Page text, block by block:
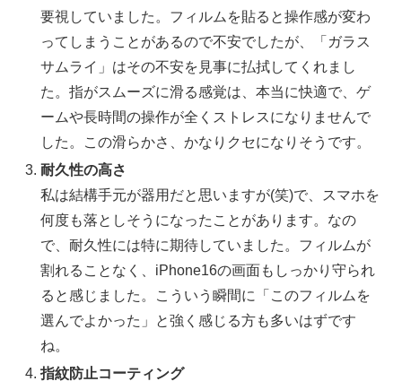
要視していました。フィルムを貼ると操作感が変わ
ってしまうことがあるので不安でしたが、「ガラス
サムライ」はその不安を見事に払拭してくれまし
た。指がスムーズに滑る感覚は、本当に快適で、ゲ
ームや長時間の操作が全くストレスになりませんで
した。この滑らかさ、かなりクセになりそうです。
耐久性の高さ
私は結構手元が器用だと思いますが(笑)で、スマホを
何度も落としそうになったことがあります。なの
で、耐久性には特に期待していました。フィルムが
割れることなく、iPhone16の画面もしっかり守られ
ると感じました。こういう瞬間に「このフィルムを
選んでよかった」と強く感じる方も多いはずです
ね。
指紋防止コーティング